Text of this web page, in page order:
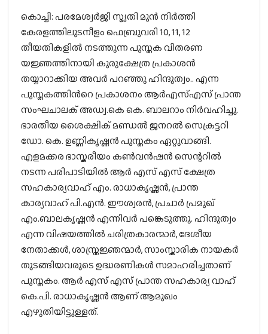
കൊച്ചി: പരമേശ്വർജി സ്മൃതി മുൻ നിർത്തി
കേരളത്തിലുടനീളം ഫെബ്രുവരി 10, 11, 12
തീയതികളിൽ നടത്തുന്ന പുസ്തക വിതരണ
യജ്ഞത്തിനായി കുരുക്ഷേത്ര പ്രകാശൻ
തയ്യാറാക്കിയ അവർ പറഞ്ഞു ഹിന്ദുത്വം.. എന്ന
പുസ്തകത്തിന്‍റെ പ്രകാശനം ആർഎസ്എസ് പ്രാന്ത
സംഘചാലക് അഡ്വ.കെ കെ. ബാലറാം നിർവഹിച്ചു.
ഭാരതീയ ശൈക്ഷിക് മണ്ഡൽ ജനറൽ സെക്രട്ടറി
ഡോ. കെ. ഉണ്ണികൃഷ്ണൻ പുസ്തകം ഏറ്റുവാങ്ങി.
എളമക്കര ഭാസ്കരീയം കൺവൻഷൻ സെന്ററിൽ
നടന്ന പരിപാടിയിൽ ആർ എസ് എസ് ക്ഷേത്ര
സഹകാര്യവാഹ് എം. രാധാകൃഷ്ണൻ, പ്രാന്ത
കാര്യവാഹ് പി.എൻ. ഈശ്വരൻ, പ്രചാർ പ്രമുഖ്
എം.ബാലകൃഷ്ണൻ എന്നിവർ പങ്കെടുത്തു. ഹിന്ദുത്വം
എന്ന വിഷയത്തിൽ ചരിത്രകാരന്മാർ, ദേശീയ
നേതാക്കൾ, ശാസ്ത്രജ്ഞന്മാർ, സാംസ്കാരിക നായകർ
തുടങ്ങിയവരുടെ ഉദ്ധരണികൾ സമാഹരിച്ചതാണ്
പുസ്തകം. ആർ എസ് എസ് പ്രാന്ത സഹകാര്യ വാഹ്
കെ.പി. രാധാകൃഷ്ണൻ ആണ് ആമുഖം
എഴുതിയിട്ടുള്ളത്.